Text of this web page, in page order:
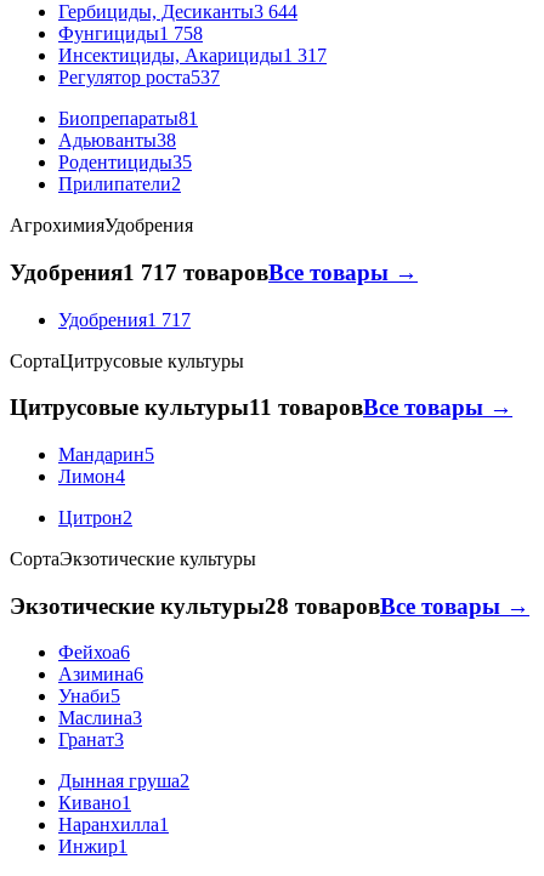
Гербициды, Десиканты3 644
Фунгициды1 758
Инсектициды, Акарициды1 317
Регулятор роста537
Биопрепараты81
Адьюванты38
Родентициды35
Прилипатели2
АгрохимияУдобрения
Удобрения1 717 товаровВсе товары →
Удобрения1 717
СортаЦитрусовые культуры
Цитрусовые культуры11 товаровВсе товары →
Мандарин5
Лимон4
Цитрон2
СортаЭкзотические культуры
Экзотические культуры28 товаровВсе товары →
Фейхоа6
Азимина6
Унаби5
Маслина3
Гранат3
Дынная груша2
Кивано1
Наранхилла1
Инжир1